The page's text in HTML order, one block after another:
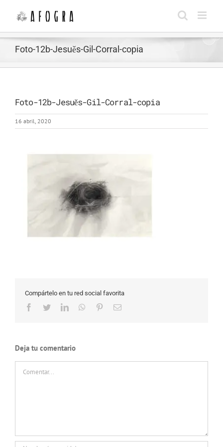
contenido
Foto-12b-Jesuěs-Gil-Corral-copia
Foto-12b-Jesuěs-Gil-Corral-copia
16 abril, 2020
Compártelo en tu red social favorita
Facebook
TwitterLinkedInWhatsApp
PinterestCorreo
Deja tu comentario